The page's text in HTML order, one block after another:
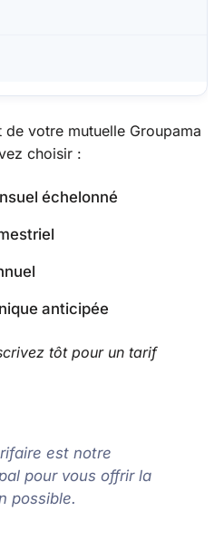
votre mutuelle Groupama
choisir :
échelonné
anticipée
tôt pour un tarif
est notre
pour vous offrir la
possible.